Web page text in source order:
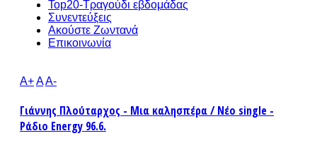
Top20-Τραγούδι εβδομάδας
Συνεντεύξεις
Ακούστε Ζωντανά
Επικοινωνία
A+AA-
Γιάννης Πλούταρχος - Μια καλησπέρα / Νέο single -
Ράδιο Energy 96.6.